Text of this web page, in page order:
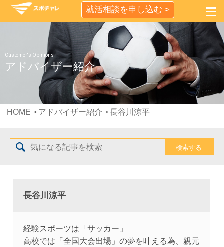
就活相談を申し込む >
Customer's Opinions
アドバイザー紹介
HOME アドバイザー紹介 長谷川涼平
長谷川涼平
経験スポーツは「サッカー」
高校では「全国大会出場」の夢を叶える為、親元